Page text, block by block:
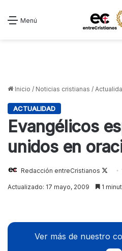
Menú
Inicio / Noticias cristianas /
ACTUALIDAD
Evangélicos
unidos en
Redacción entreCristianos
on
Actualizado: 17 mayo, 2009 1
Ver más de nuestro